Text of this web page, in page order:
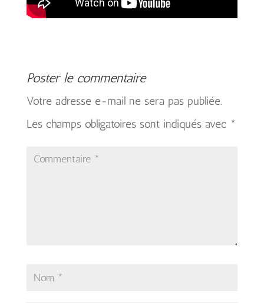
Poster le commentaire
Votre adresse e-mail ne sera pas publiée.
Les champs obligatoires sont indiqués avec *